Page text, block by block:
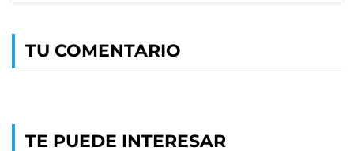
TU COMENTARIO
TE PUEDE INTERESAR